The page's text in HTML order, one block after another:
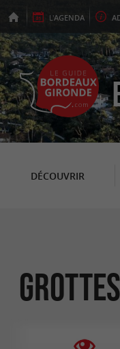
L'AGENDA
DÉCOUVRIR